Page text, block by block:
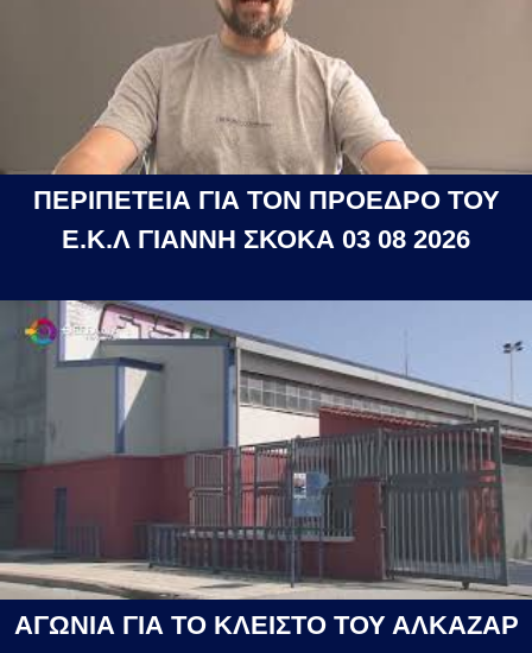
ΠΕΡΙΠΕΤΕΙΑ ΓΙΑ ΤΟΝ ΠΡΟΕΔΡΟ ΤΟΥ
Ε.Κ.Λ ΓΙΑΝΝΗ ΣΚΟΚΑ 03 08 2026
ΑΓΩΝΙΑ ΓΙΑ ΤΟ ΚΛΕΙΣΤΟ ΤΟΥ ΑΛΚΑΖΑΡ